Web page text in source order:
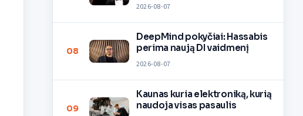
2026-08-07
08
DeepMind pokyčiai: Hassabis
perima naują DI vaidmenį
2026-08-07
09
Kaunas kuria elektroniką, kurią
naudoja visas pasaulis